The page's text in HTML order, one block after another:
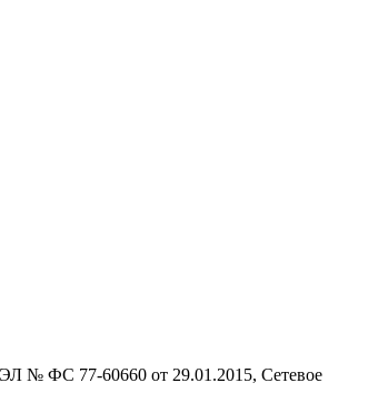
№ ФС 77-60660 от 29.01.2015, Сетевое